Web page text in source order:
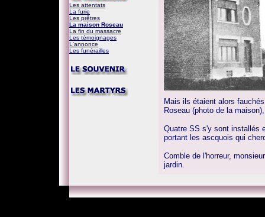
Les attentats
La furie
Les prêtres
La maison Roseau
La fin du massacre
Les témoignages
L'annonce
Les funérailles
Mais ils étaient alors
Roseau (photo de la
Quatre SS s'y sont installés
portant les ascquois qui
Comble de l'horreur,
jardin.